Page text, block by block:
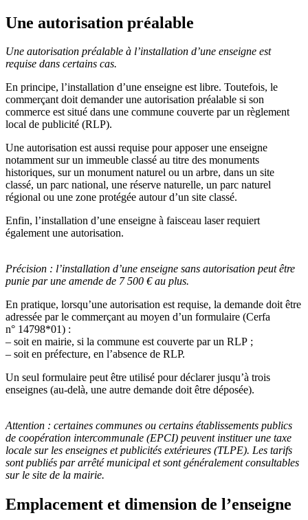
Une autorisation préalable
Une autorisation préalable à l’installation d’une enseigne est
requise dans certains cas.
En principe, l’installation d’une enseigne est libre. Toutefois, le
commerçant doit demander une autorisation préalable si son
commerce est situé dans une commune couverte par un règlement
local de publicité (RLP).
Une autorisation est aussi requise pour apposer une enseigne
notamment sur un immeuble classé au titre des monuments
historiques, sur un monument naturel ou un arbre, dans un site
classé, un parc national, une réserve naturelle, un parc naturel
régional ou une zone protégée autour d’un site classé.
Enfin, l’installation d’une enseigne à faisceau laser requiert
également une autorisation.
Précision : l’installation d’une enseigne sans autorisation peut être
punie par une amende de 7 500 € au plus.
En pratique, lorsqu’une autorisation est requise, la demande doit être
adressée par le commerçant au moyen d’un formulaire (Cerfa
n° 14798*01) :
– soit en mairie, si la commune est couverte par un RLP ;
– soit en préfecture, en l’absence de RLP.
Un seul formulaire peut être utilisé pour déclarer jusqu’à trois
enseignes (au-delà, une autre demande doit être déposée).
Attention : certaines communes ou certains établissements publics
de coopération intercommunale (EPCI) peuvent instituer une taxe
locale sur les enseignes et publicités extérieures (TLPE). Les tarifs
sont publiés par arrêté municipal et sont généralement consultables
sur le site de la mairie.
Emplacement et dimension de l’enseigne